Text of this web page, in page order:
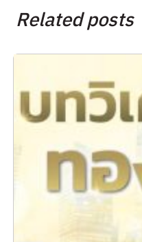
Related posts